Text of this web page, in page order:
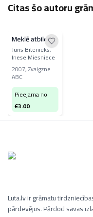
Citas šo autoru
Meklē atbildi
Juris Bitenieks,
Inese Miesniece
2007,Zvaigzne
ABC
Pieejama no
€3.00
Luta.lv ir grāmatu
pārdevējus. Pārdod savas